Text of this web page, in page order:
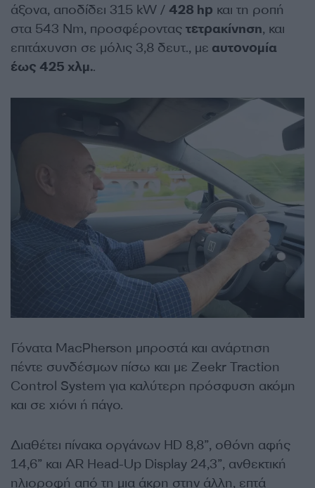
άξονα, αποδίδει 315 kW / 428 hp και τη ροπή
στα 543 Nm, προσφέροντας τετρακίνηση, και
επιτάχυνση σε μόλις 3,8 δευτ., με αυτονομία
έως 425 χλμ..
Γόνατα MacPherson μπροστά και ανάρτηση
πέντε συνδέσμων πίσω και με Zeekr Traction
Control System για καλύτερη πρόσφυση ακόμη
και σε χιόνι ή πάγο.
Διαθέτει πίνακα οργάνων HD 8,8”, οθόνη αφής
14,6” και AR Head-Up Display 24,3”, ανθεκτική
ηλιοροφή από τη μια άκρη στην άλλη, επτά